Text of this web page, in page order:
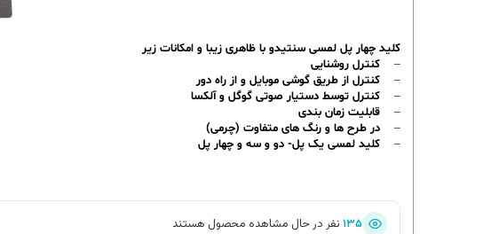
کلید چهار پل لمسی سنتیدو با ظاهری زیبا و امکانات زیر
– کنترل روشنایی
– کنترل از طریق گوشی موبایل و از راه دور
– کنترل توسط دستیار صوتی گوگل و آلکسا
– قابلیت زمان بندی
– در طرح ها و رنگ های متفاوت (چرمی)
–
کلید لمسی یک پل- دو و سه و چهار پل
۱۳۵ نفر در حال مشاهده محصول هستند